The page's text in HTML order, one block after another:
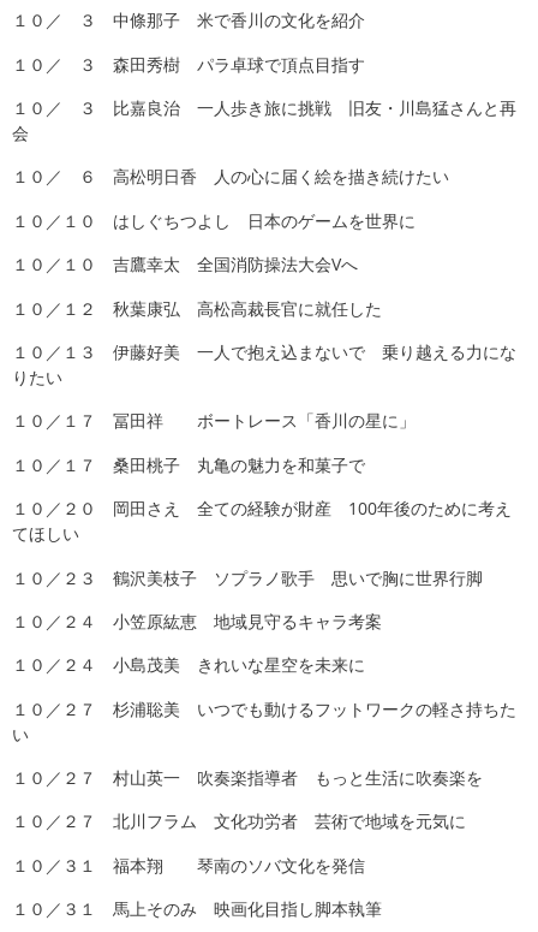
１０／ ３ 中條那子 米で香川の文化を紹介
１０／ ３ 森田秀樹 パラ卓球で頂点目指す
１０／ ３ 比嘉良治 一人歩き旅に挑戦 旧友・川島猛さんと再
会
１０／ ６ 高松明日香 人の心に届く絵を描き続けたい
１０／１０ はしぐちつよし 日本のゲームを世界に
１０／１０ 吉鷹幸太 全国消防操法大会Vへ
１０／１２ 秋葉康弘 高松高裁長官に就任した
１０／１３ 伊藤好美 一人で抱え込まないで 乗り越える力にな
りたい
１０／１７ 冨田祥 ボートレース「香川の星に」
１０／１７ 桑田桃子 丸亀の魅力を和菓子で
１０／２０ 岡田さえ 全ての経験が財産 100年後のために考え
てほしい
１０／２３ 鶴沢美枝子 ソプラノ歌手 思いで胸に世界行脚
１０／２４ 小笠原紘恵 地域見守るキャラ考案
１０／２４ 小島茂美 きれいな星空を未来に
１０／２７ 杉浦聡美 いつでも動けるフットワークの軽さ持ちた
い
１０／２７ 村山英一 吹奏楽指導者 もっと生活に吹奏楽を
１０／２７ 北川フラム 文化功労者 芸術で地域を元気に
１０／３１ 福本翔 琴南のソバ文化を発信
１０／３１ 馬上そのみ 映画化目指し脚本執筆